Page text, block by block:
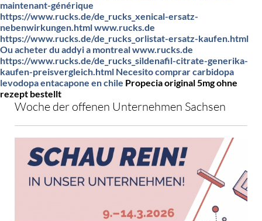
maintenant-générique
https://www.rucks.de/de_rucks_xenical-ersatz-
nebenwirkungen.htmlwww.rucks.de
https://www.rucks.de/de_rucks_orlistat-ersatz-kaufen.html
Ou acheter du addyi a montrealwww.rucks.de
https://www.rucks.de/de_rucks_sildenafil-citrate-generika-
kaufen-preisvergleich.html Necesito comprar carbidopa
levodopa entacapone en chile Propecia original 5mg ohne
rezept bestellt
Woche der offenen Unternehmen Sachsen